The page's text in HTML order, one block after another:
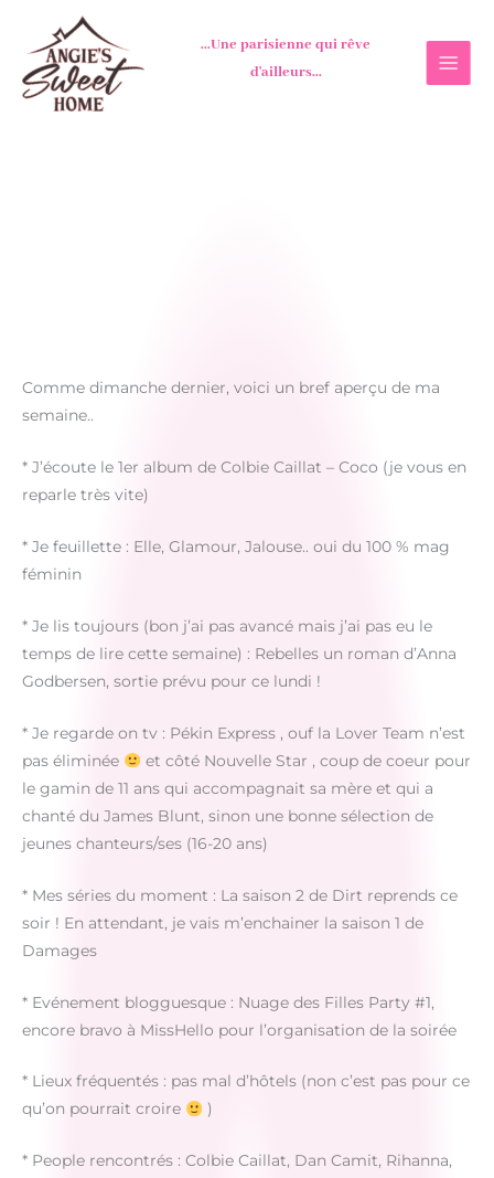
contenu
...Une parisienne qui rêve
d'ailleurs...
Comme dimanche dernier, voici un bref aperçu de ma
semaine..
* J’écoute le 1er album de Colbie Caillat – Coco (je vous en
reparle très vite)
* Je feuillette : Elle, Glamour, Jalouse.. oui du 100 % mag
féminin
* Je lis toujours (bon j’ai pas avancé mais j’ai pas eu le
temps de lire cette semaine) : Rebelles un roman d’Anna
Godbersen, sortie prévu pour ce lundi !
* Je regarde on tv : Pékin Express , ouf la Lover Team n’est
pas éliminée
et côté Nouvelle Star , coup de coeur pour
le gamin de 11 ans qui accompagnait sa mère et qui a
chanté du James Blunt, sinon une bonne sélection de
jeunes chanteurs/ses (16-20 ans)
* Mes séries du moment : La saison 2 de Dirt reprends ce
soir ! En attendant, je vais m’enchainer la saison 1 de
Damages
* Evénement blogguesque : Nuage des Filles Party #1,
encore bravo à MissHello pour l’organisation de la soirée
* Lieux fréquentés : pas mal d’hôtels (non c’est pas pour ce
qu’on pourrait croire
)
* People rencontrés : Colbie Caillat, Dan Camit, Rihanna,